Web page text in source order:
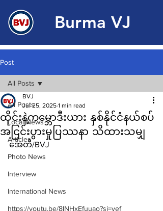
Burma VJ
Post
All Posts
Local News
Articles
Photo News
Interview
International News
https://youtu.be/8lNHxEfuuao?si=vef
All Posts
ထိုင်းနဲ့ကမ္ဘောဒီးယား နှစ်နိုင်ငံနယ်စပ်
အငြင်းပွားမှုပြဿနာ သိထားသမျှ
BVJ
Jul 25, 2025 1 min read
အေတီ/BVJ